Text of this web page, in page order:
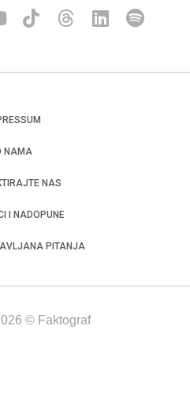
NAMA
NAS
I NADOPUNE
PITANJA
© Faktograf